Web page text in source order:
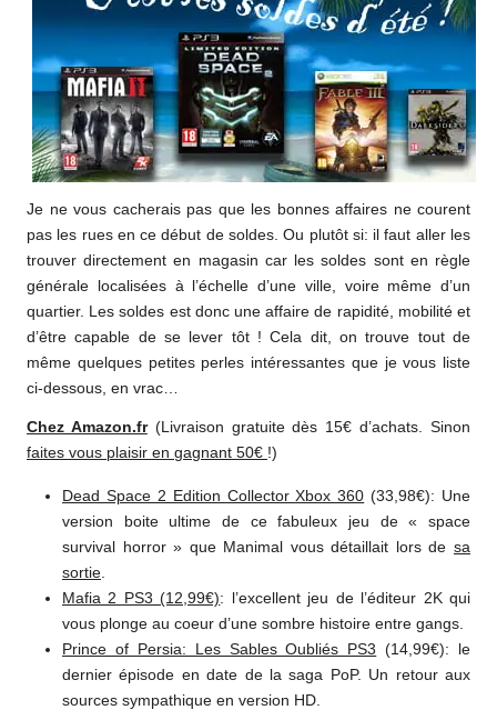
Je ne vous cacherais pas que les bonnes affaires ne courent
pas les rues en ce début de soldes. Ou plutôt si: il faut aller les
trouver directement en magasin car les soldes sont en règle
générale localisées à l’échelle d’une ville, voire même d’un
quartier. Les soldes est donc une affaire de rapidité, mobilité et
d’être capable de se lever tôt ! Cela dit, on trouve tout de
même quelques petites perles intéressantes que je vous liste
ci-dessous, en vrac…
Chez Amazon.fr(Livraison gratuite dès 15€ d’achats. Sinon
faites vous plaisir en gagnant 50€ !)
Dead Space 2 Edition Collector Xbox 360 (33,98€): Une
version boite ultime de ce fabuleux jeu de « space
survival horror » que Manimal vous détaillait lors de sa
sortie.
Mafia 2 PS3 (12,99€): l’excellent jeu de l’éditeur 2K qui
vous plonge au coeur d’une sombre histoire entre gangs.
Prince of Persia: Les Sables Oubliés PS3 (14,99€): le
dernier épisode en date de la saga PoP. Un retour aux
sources sympathique en version HD.